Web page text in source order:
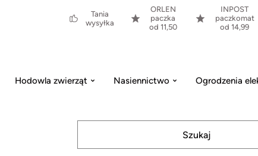
Tania
wysyłka
ORLEN
paczka
od 11,50
INPOST
paczkomat
od 14,99
Hodowla zwierząt Nasiennictwo Ogrodzenia